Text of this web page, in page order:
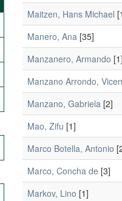
Maitzen, Hans Michael
Manero, Ana[35]
Manzanero, Armando [1]
Manzano Arrondo,
Manzano, Gabriela[2]
Mao, Zifu [1]
Marco Botella, Antonio
Marco, Concha de [3]
Markov, Lino [1]